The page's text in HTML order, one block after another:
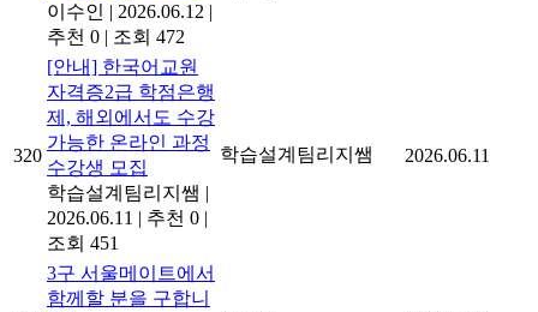
이수인 | 2026.06.12 |
추천 0 | 조회 472
320
[안내] 한국어교원
자격증2급 학점은행
제, 해외에서도 수강
가능한 온라인 과정
수강생 모집
학습설계팀리지쌤 |
2026.06.11 | 추천 0 |
조회 451
학습설계팀리지쌤 2026.06.11
3구 서울메이트에서
함께할 분을 구합니